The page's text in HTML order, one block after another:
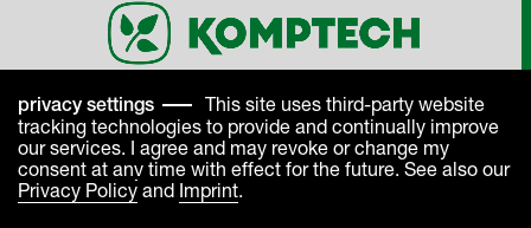
privacy settings
This site uses third-party website
tracking technologies to provide and continually improve
our services. I agree and may revoke or change my
consent at any time with effect for the future. See also our
Privacy Policy and Imprint